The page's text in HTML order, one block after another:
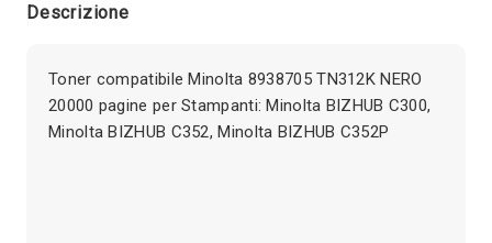
Descrizione
Toner compatibile Minolta 8938705 TN312K NERO
20000 pagine per Stampanti: Minolta BIZHUB C300,
Minolta BIZHUB C352, Minolta BIZHUB C352P